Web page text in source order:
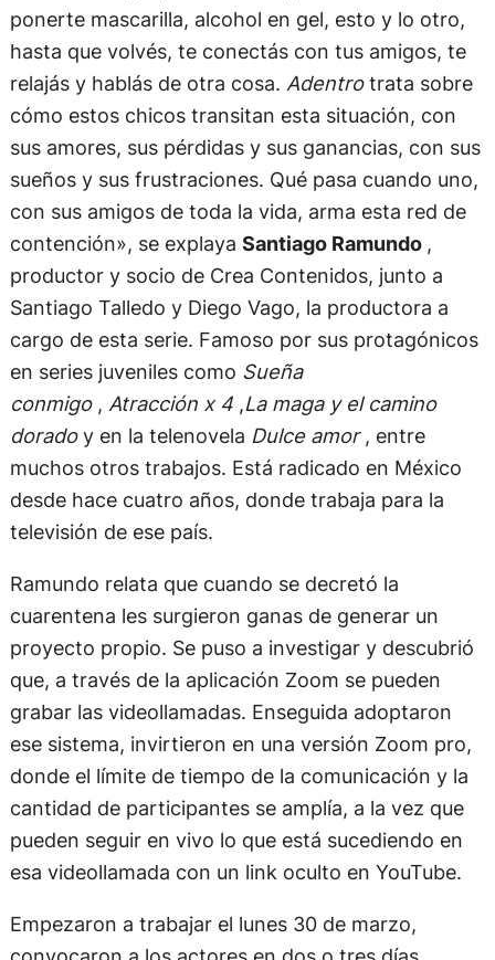
ponerte mascarilla, alcohol en gel, esto y lo otro,
hasta que volvés, te conectás con tus amigos, te
relajás y hablás de otra cosa. Adentrotrata sobre
cómo estos chicos transitan esta situación, con
sus amores, sus pérdidas y sus ganancias, con sus
sueños y sus frustraciones. Qué pasa cuando uno,
con sus amigos de toda la vida, arma esta red de
contención», se explaya Santiago Ramundo ,
productor y socio de Crea Contenidos, junto a
Santiago Talledo y Diego Vago, la productora a
cargo de esta serie. Famoso por sus protagónicos
en series juveniles como Sueña
conmigo , Atracción x 4 ,La maga y el camino
doradoy en la telenovela Dulce amor , entre
muchos otros trabajos. Está radicado en México
desde hace cuatro años, donde trabaja para la
televisión de ese país.
Ramundo relata que cuando se decretó la
cuarentena les surgieron ganas de generar un
proyecto propio. Se puso a investigar y descubrió
que, a través de la aplicación Zoom se pueden
grabar las videollamadas. Enseguida adoptaron
ese sistema, invirtieron en una versión Zoom pro,
donde el límite de tiempo de la comunicación y la
cantidad de participantes se amplía, a la vez que
pueden seguir en vivo lo que está sucediendo en
esa videollamada con un link oculto en YouTube.
Empezaron a trabajar el lunes 30 de marzo,